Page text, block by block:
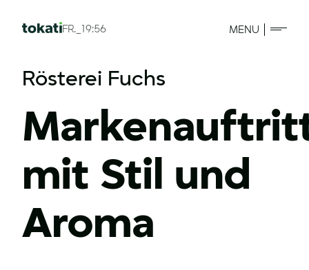
FR._19:56 MENU
Rösterei Fuchs
mit Stil und
Aroma